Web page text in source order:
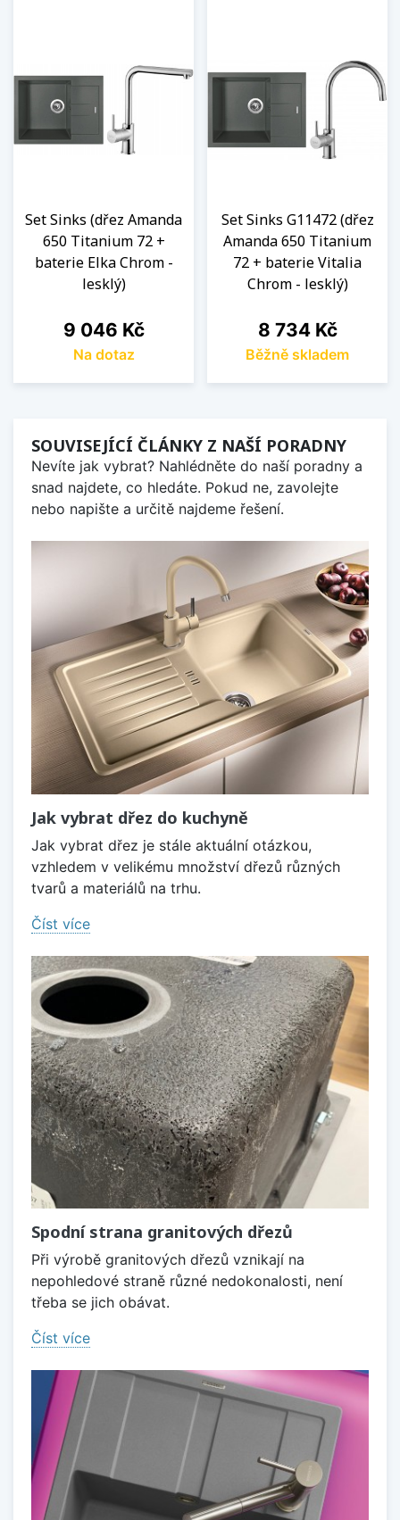
Set Sinks (dřez Amanda
650 Titanium 72 +
baterie Elka Chrom -
lesklý)
Cena
9 046 Kč
Na dotaz
Set Sinks G11472 (dřez
Amanda 650 Titanium
72 + baterie Vitalia
Chrom - lesklý)
Cena
8 734 Kč
Běžně skladem
SOUVISEJÍCÍ ČLÁNKY Z NAŠÍ PORADNY
Nevíte jak vybrat? Nahlédněte do naší poradny a
snad najdete, co hledáte. Pokud ne, zavolejte
nebo napište a určitě najdeme řešení.
Jak vybrat dřez do kuchyně
Jak vybrat dřez je stále aktuální otázkou,
vzhledem v velikému množství dřezů různých
tvarů a materiálů na trhu.
Číst více
Spodní strana granitových dřezů
Při výrobě granitových dřezů vznikají na
nepohledové straně různé nedokonalosti, není
třeba se jich obávat.
Číst více